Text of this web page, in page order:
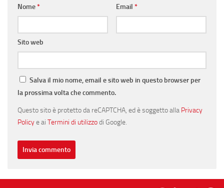
Nome* Email *
Sito web
Salva il mio nome, email e sito web in questo browser per
la prossima volta che commento.
Questo sito è protetto da reCAPTCHA, ed è soggetto alla Privacy
Policye ai Termini di utilizzodi Google.